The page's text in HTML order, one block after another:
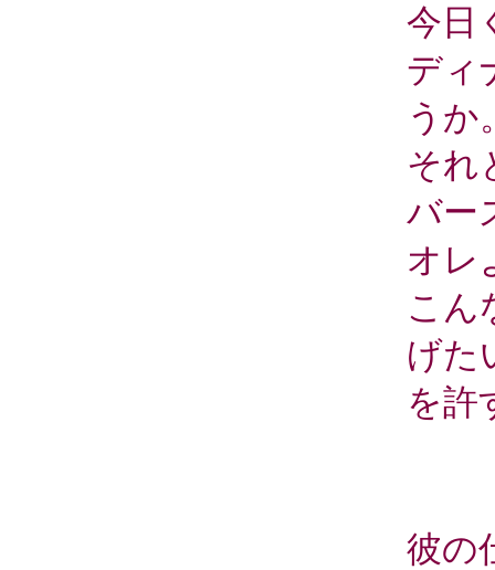
今日
ディ
うか
それ
バー
オレ
こん
げた
を許
彼の